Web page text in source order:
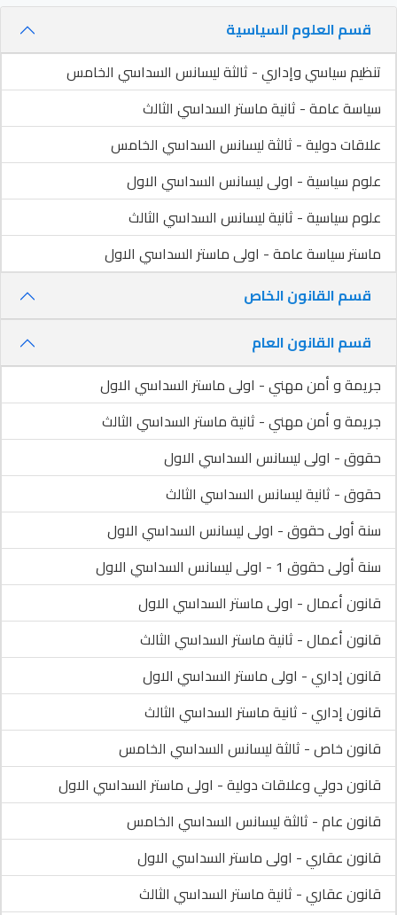
قسم العلوم السياسية
تنظيم سياسي وإداري - ثالثة ليسانس السداسي الخامس
سياسة عامة - ثانية ماستر السداسي الثالث
علاقات دولية - ثالثة ليسانس السداسي الخامس
علوم سياسية - اولى ليسانس السداسي الاول
علوم سياسية - ثانية ليسانس السداسي الثالث
ماستر سياسة عامة - اولى ماستر السداسي الاول
قسم القانون الخاص
قسم القانون العام
جريمة و أمن مهني - اولى ماستر السداسي الاول
جريمة و أمن مهني - ثانية ماستر السداسي الثالث
حقوق - اولى ليسانس السداسي الاول
حقوق - ثانية ليسانس السداسي الثالث
سنة أولى حقوق - اولى ليسانس السداسي الاول
سنة أولى حقوق 1 - اولى ليسانس السداسي الاول
قانون أعمال - اولى ماستر السداسي الاول
قانون أعمال - ثانية ماستر السداسي الثالث
قانون إداري - اولى ماستر السداسي الاول
قانون إداري - ثانية ماستر السداسي الثالث
قانون خاص - ثالثة ليسانس السداسي الخامس
قانون دولي وعلاقات دولية - اولى ماستر السداسي الاول
قانون عام - ثالثة ليسانس السداسي الخامس
قانون عقاري - اولى ماستر السداسي الاول
قانون عقاري - ثانية ماستر السداسي الثالث